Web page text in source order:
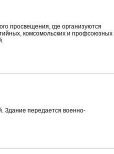
просвещения, где организуются
комсомольских и профсоюзных
Здание передается военно-